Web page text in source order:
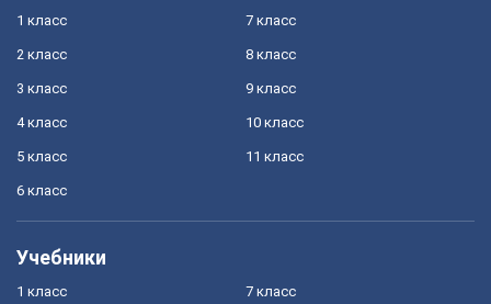
1 класс
2 класс
3 класс
4 класс
5 класс
6 класс
7 класс
8 класс
9 класс
10 класс
11 класс
Учебники
1 класс 7 класс